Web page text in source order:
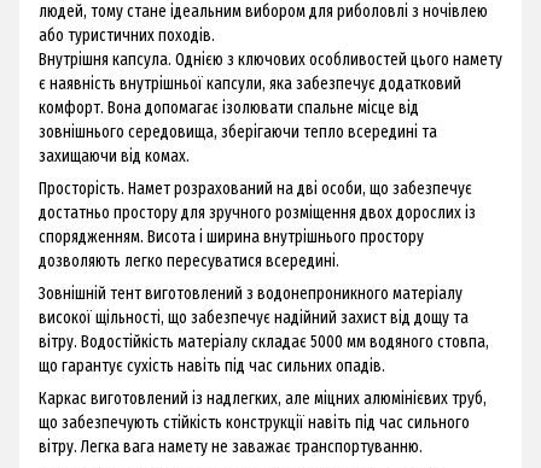
людей, тому стане ідеальним вибором для риболовлі з ночівлею
або туристичних походів.
Внутрішня капсула. Однією з ключових особливостей цього намету
є наявність внутрішньої капсули, яка забезпечує додатковий
комфорт. Вона допомагає ізолювати спальне місце від
зовнішнього середовища, зберігаючи тепло всередині та
захищаючи від комах.
Просторість. Намет розрахований на дві особи, що забезпечує
достатньо простору для зручного розміщення двох дорослих із
спорядженням. Висота і ширина внутрішнього простору
дозволяють легко пересуватися всередині.
Зовнішній тент виготовлений з водонепроникного матеріалу
високої щільності, що забезпечує надійний захист від дощу та
вітру. Водостійкість матеріалу складає 5000 мм водяного стовпа,
що гарантує сухість навіть під час сильних опадів.
Каркас виготовлений із надлегких, але міцних алюмінієвих труб,
що забезпечують стійкість конструкції навіть під час сильного
вітру. Легка вага намету не заважає транспортуванню.